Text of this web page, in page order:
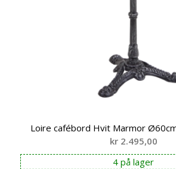
Loire cafébord Hvit Marmor
kr2.495,00
4 på lager